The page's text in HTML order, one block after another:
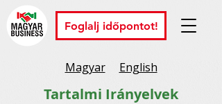
Foglalj időpontot!
Magyar English
Tartalmi Irányelvek